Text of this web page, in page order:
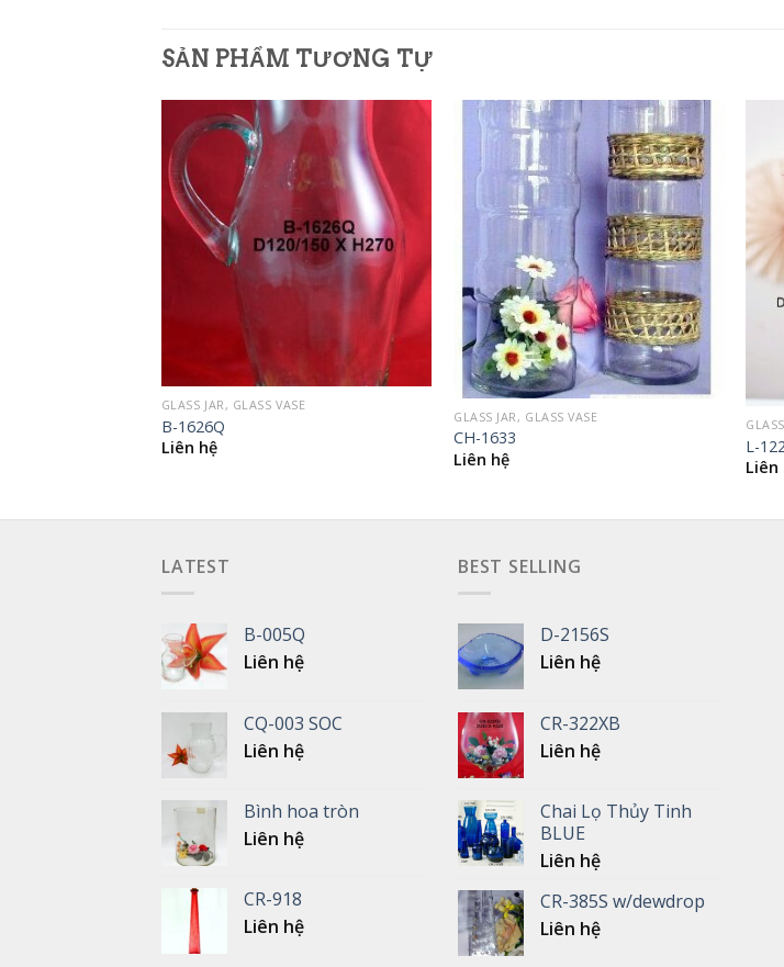
SẢN PHẨM TƯƠNG TỰ
GLASS JAR, GLASS VASE
B-1626Q
Liên hệ
GLASS JAR, GLASS VASE
CH-1633
Liên hệ
L-
Liên
LATEST
B-005Q
Liên hệ
CQ-003 SOC
Liên hệ
Bình hoa tròn
Liên hệ
CR-918
Liên hệ
BEST SELLING
D-2156S
Liên hệ
CR-322XB
Liên hệ
Chai Lọ Thủy Tinh
BLUE
Liên hệ
CR-385S w/dewdrop
Liên hệ